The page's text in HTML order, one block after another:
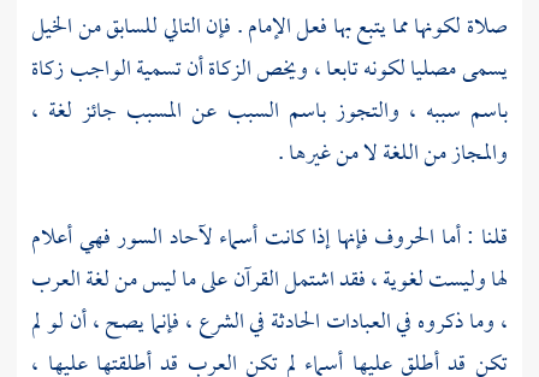
صلاة لكونها مما يتبع بها فعل الإمام . فإن التالي للسابق من الخيل
يسمى مصليا لكونه تابعا ، ويخص الزكاة أن تسمية الواجب زكاة
باسم سببه ، والتجوز باسم السبب عن المسبب جائز لغة ،
والمجاز من اللغة لا من غيرها .
قلنا : أما الحروف فإنها إذا كانت أسماء لآحاد السور فهي أعلام
لها وليست لغوية ، فقد اشتمل القرآن على ما ليس من لغة العرب
، وما ذكروه في العبادات الحادثة في الشرع ، فإنما يصح ، أن لو لم
تكن قد أطلق عليها أسماء لم تكن العرب قد أطلقتها عليها ،